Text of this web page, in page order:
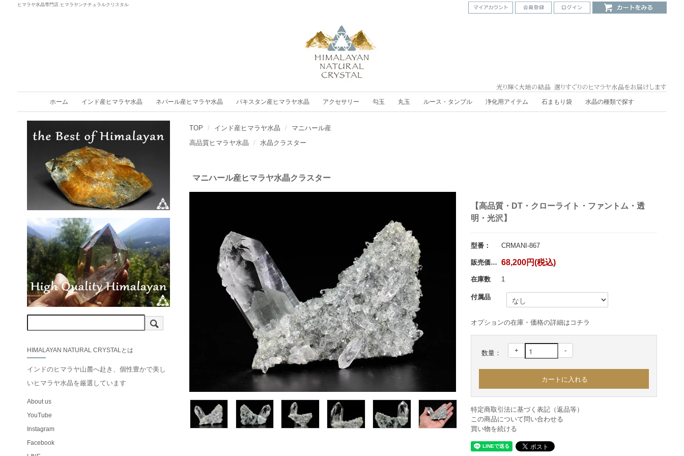
ヒマラヤ水晶専門店 ヒマラヤンナチュラルクリスタル
ホーム インド産ヒマラヤ水晶 ネパール産ヒマラヤ水晶 パキスタン産ヒマラヤ水晶 アクセサリー 勾玉 丸玉 ルース・タンブル 浄化用アイテム 石まもり袋 水晶の種類で探す
TOP インド産ヒマラヤ水晶
マニハール産
高品質ヒマラヤ水晶
水晶クラスター
マニハール産ヒマラヤ水晶クラスター
【高品質・DT・クローライト・ファントム・透
明・光沢】
型番： CRMANI-867
販売価格： 68,200円(税込)
在庫数 1
付属品
オプションの在庫・価格の詳細はコチラ
数量： + -
特定商取引法に基づく表記（返品等）
この商品について問い合わせる
買い物を続ける
HIMALAYAN NATURAL CRYSTALとは
インドのヒマラヤ山麓へ赴き、個性豊かで美し
いヒマラヤ水晶を厳選しています
About us
YouTube
Instagram
Facebook